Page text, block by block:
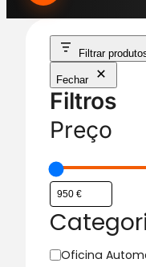
Filtrar
Fechar
Filtros
Preço
C Oficina